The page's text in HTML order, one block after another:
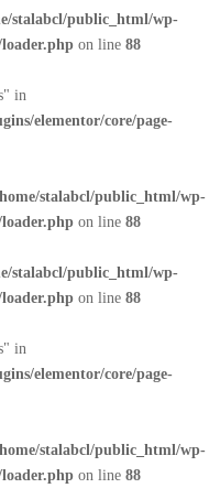
stalabcl/public_html/wp-
loader.php on line 88
in
elementor/core/page-
stalabcl/public_html/wp-
loader.php on line 88
stalabcl/public_html/wp-
loader.php on line 88
in
elementor/core/page-
stalabcl/public_html/wp-
loader.php on line 88